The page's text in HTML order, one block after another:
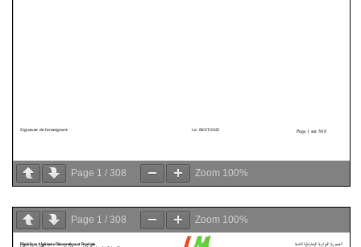
Page 1 / 308 Zoom 100%
Page 1 / 308 Zoom 100%